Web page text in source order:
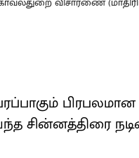
வந்த சின்னத்திரை